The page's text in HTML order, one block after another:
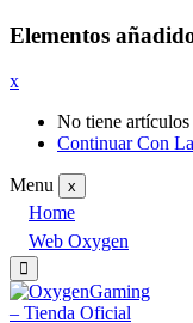
Elementos
x
No tiene
Continuar Con
Menu x
Home
Web Oxygen